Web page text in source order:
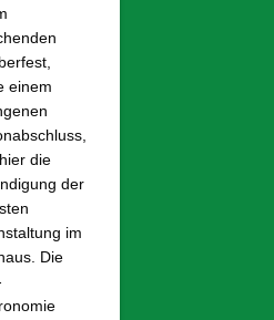
einem
die
der
im
Die